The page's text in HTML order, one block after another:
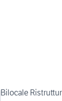
Bilocale